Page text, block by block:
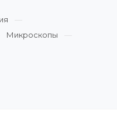
Микроскопы